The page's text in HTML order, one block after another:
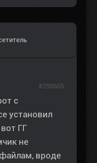
с
установил
ГГ
не
вроде
#298605